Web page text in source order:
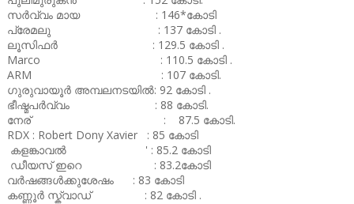
സർവ്വം മായ : 146*കോടി
പ്രേമലു : 137 കോടി .
ലൂസിഫർ : 129.5 കോടി .
Marco : 110.5 കോടി .
ARM : 107 കോടി.
ഗുരുവായൂർ അമ്പലനടയിൽ: 92 കോടി .
ഭീഷ്മപർവ്വം : 88 കോടി.
നേര് : 87.5 കോടി.
RDX : Robert Dony Xavier : 85 കോടി
കളങ്കാവൽ ' : 85.2 കോടി
ഡീയസ് ഇറെ : 83.2കോടി
വർഷങ്ങൾക്കുശേഷം : 83 കോടി
കണ്ണൂർ സ്ക്വാഡ് : 82 കോടി .